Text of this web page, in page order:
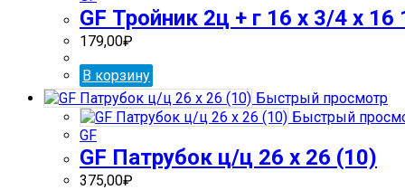
GF Тройник 2ц + г 16 х 3/4 х
179,00₽
В корзину
Быстрый просмотр
Быстрый
GF
GF Патрубок ц/ц 26 х 26 (10)
375,00₽